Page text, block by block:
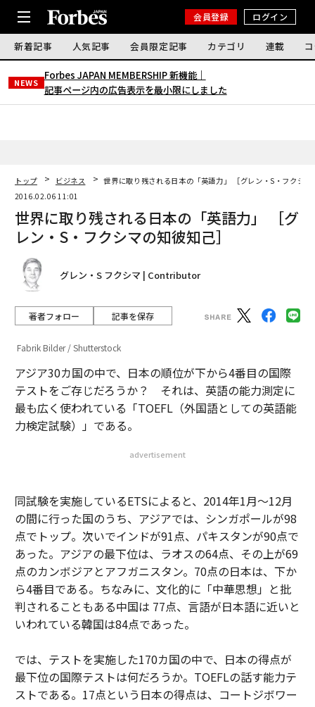
会員登録 ログイン
新着記事 人気記事 会員限定記事 カテゴリ 連載
NEWS
Forbes JAPAN MEMBERSHIP 新機能｜
記事ページ内の広告表示を最小限にしました
トップ ビジネス
世界に取り残される日本の「英語力」 ［グレン・S・フクシマ
2016.02.06 11:01
世界に取り残される日本の「英語力」 ［グ
レン・S・フクシマの知彼知己］
グレン・S フクシマ | Contributor
著者フォロー 記事を保存
Fabrik Bilder / Shutterstock
アジア30カ国の中で、日本の順位が下から4番目の国際
テストをご存じだろうか？ それは、英語の能力測定に
最も広く使われている「TOEFL（外国語としての英語能
力検定試験）」である。
advertisement
同試験を実施しているETSによると、2014年1月〜12月
の間に行った国のうち、アジアでは、シンガポールが98
点でトップ。次いでインドが91点、パキスタンが90点で
あった。アジアの最下位は、ラオスの64点、その上が69
点のカンボジアとアフガニスタン。70点の日本は、下か
ら4番目である。ちなみに、文化的に「中華思想」と批
判されることもある中国は 77点、言語が日本語に近いと
いわれている韓国は84点であった。
では、テストを実施した170カ国の中で、日本の得点が
最下位の国際テストは何だろうか。TOEFLの話す能力テ
ストである。17点という日本の得点は、コートジボワー